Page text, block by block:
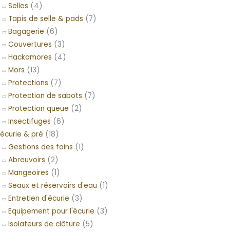
Selles (4)
Tapis de selle & pads (7)
Bagagerie (6)
Couvertures (3)
Hackamores (4)
Mors (13)
Protections (7)
Protection de sabots (7)
Protection queue (2)
Insectifuges (6)
écurie & pré (18)
Gestions des foins (1)
Abreuvoirs (2)
Mangeoires (1)
Seaux et réservoirs d'eau (1)
Entretien d'écurie (3)
Equipement pour l'écurie (3)
Isolateurs de clôture (5)